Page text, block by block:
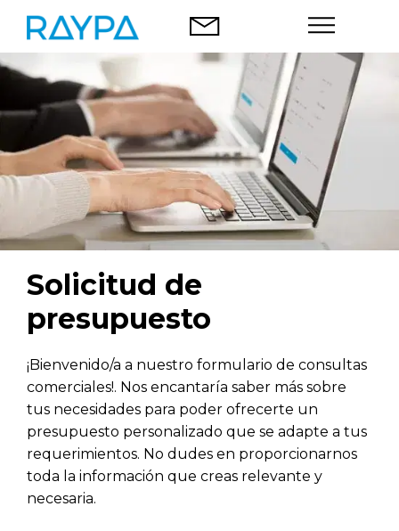
contenido
Autoclaves
Análisis alimentario
Empresa
Blog
Contacto
Español
RAYPA Portal
Solicitud de
presupuesto
¡Bienvenido/a a nuestro formulario de consultas
comerciales!. Nos encantaría saber más sobre
tus necesidades para poder ofrecerte un
presupuesto personalizado que se adapte a tus
requerimientos. No dudes en proporcionarnos
toda la información que creas relevante y
necesaria.